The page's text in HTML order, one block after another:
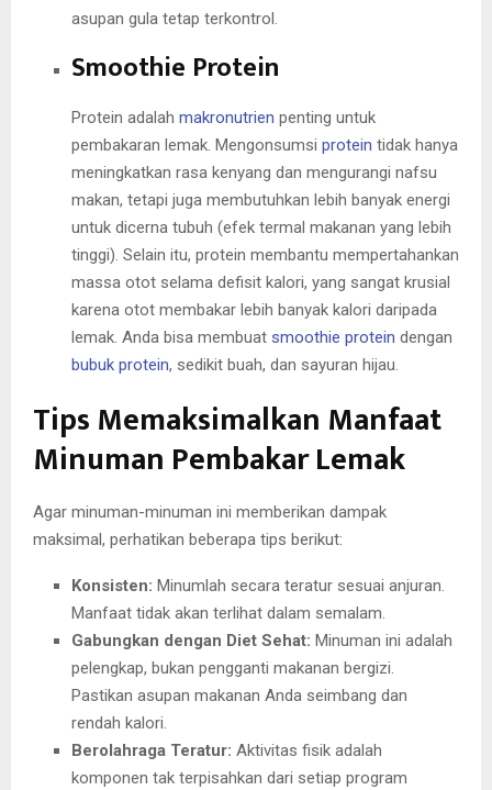
asupan gula tetap terkontrol.
Smoothie Protein
Protein adalah makronutrien penting untuk
pembakaran lemak. Mengonsumsi protein tidak hanya
meningkatkan rasa kenyang dan mengurangi nafsu
makan, tetapi juga membutuhkan lebih banyak energi
untuk dicerna tubuh (efek termal makanan yang lebih
tinggi). Selain itu, protein membantu mempertahankan
massa otot selama defisit kalori, yang sangat krusial
karena otot membakar lebih banyak kalori daripada
lemak. Anda bisa membuat smoothie protein dengan
bubuk protein, sedikit buah, dan sayuran hijau.
Tips Memaksimalkan Manfaat
Minuman Pembakar Lemak
Agar minuman-minuman ini memberikan dampak
maksimal, perhatikan beberapa tips berikut:
Konsisten: Minumlah secara teratur sesuai anjuran.
Manfaat tidak akan terlihat dalam semalam.
Gabungkan dengan Diet Sehat: Minuman ini adalah
pelengkap, bukan pengganti makanan bergizi.
Pastikan asupan makanan Anda seimbang dan
rendah kalori.
Berolahraga Teratur: Aktivitas fisik adalah
komponen tak terpisahkan dari setiap program